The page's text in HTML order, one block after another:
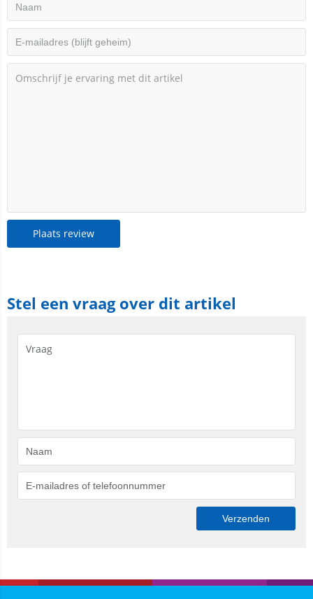
Plaats review
Stel een vraag over dit artikel